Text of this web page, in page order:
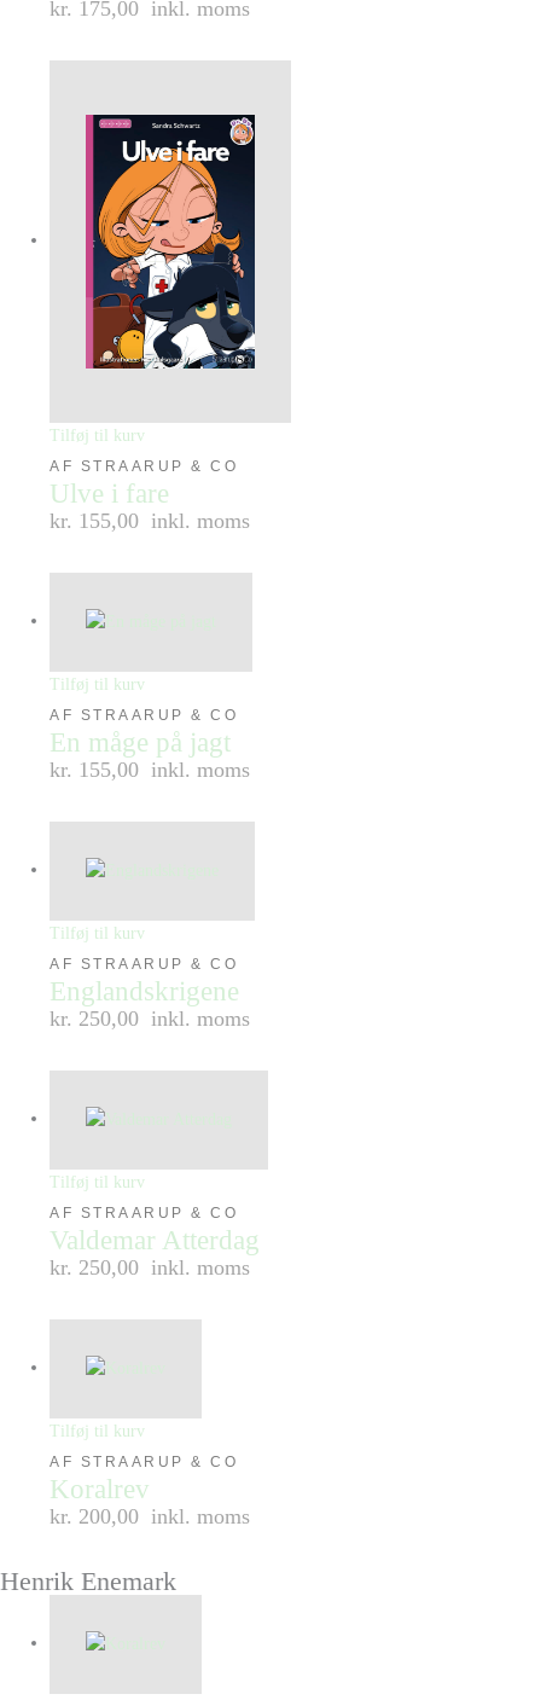
kr. 175,00 inkl. moms
Tilføj til kurv
AF STRAARUP & CO
Ulve i fare
kr. 155,00 inkl. moms
Tilføj til kurv
AF STRAARUP & CO
En måge på jagt
kr. 155,00 inkl. moms
Tilføj til kurv
AF STRAARUP & CO
Englandskrigene
kr. 250,00 inkl. moms
Tilføj til kurv
AF STRAARUP & CO
Valdemar Atterdag
kr. 250,00 inkl. moms
Tilføj til kurv
AF STRAARUP & CO
Koralrev
kr. 200,00 inkl. moms
Henrik Enemark